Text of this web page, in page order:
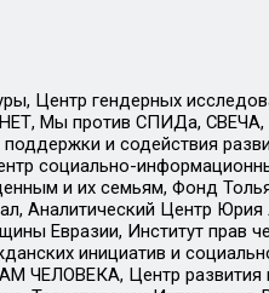
Центр гендерных
Мы против СПИДа, СВЕЧА,
и содействия
социально-
и их семьям, Фонд
Аналитический Центр
Евразии, Институт прав
инициатив и
ЧЕЛОВЕКА, Центр развития